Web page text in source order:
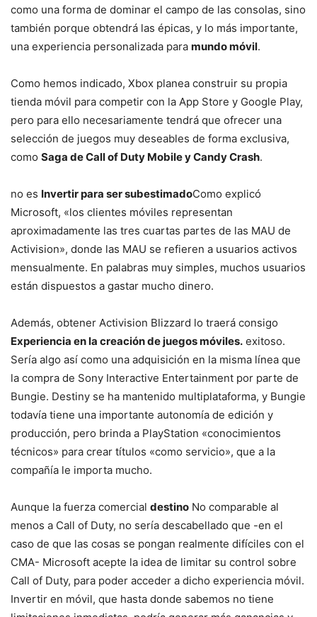
como una forma de dominar el campo de las consolas, sino
también porque obtendrá las épicas, y lo más importante,
una experiencia personalizada para mundo móvil.
Como hemos indicado, Xbox planea construir su propia
tienda móvil para competir con la App Store y Google Play,
pero para ello necesariamente tendrá que ofrecer una
selección de juegos muy deseables de forma exclusiva,
como Saga de Call of Duty Mobile y Candy Crash.
no es Invertir para ser subestimadoComo explicó
Microsoft, «los clientes móviles representan
aproximadamente las tres cuartas partes de las MAU de
Activision», donde las MAU se refieren a usuarios activos
mensualmente. En palabras muy simples, muchos usuarios
están dispuestos a gastar mucho dinero.
Además, obtener Activision Blizzard lo traerá consigo
Experiencia en la creación de juegos móviles. exitoso.
Sería algo así como una adquisición en la misma línea que
la compra de Sony Interactive Entertainment por parte de
Bungie. Destiny se ha mantenido multiplataforma, y ​​Bungie
todavía tiene una importante autonomía de edición y
producción, pero brinda a PlayStation «conocimientos
técnicos» para crear títulos «como servicio», que a la
compañía le importa mucho.
Aunque la fuerza comercial destino No comparable al
menos a Call of Duty, no sería descabellado que -en el
caso de que las cosas se pongan realmente difíciles con el
CMA- Microsoft acepte la idea de limitar su control sobre
Call of Duty, para poder acceder a dicho experiencia móvil.
Invertir en móvil, que hasta donde sabemos no tiene